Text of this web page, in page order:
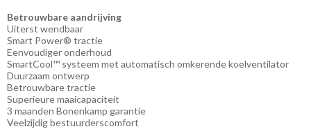
Betrouwbare aandrijving
Uiterst wendbaar
Smart Power® tractie
Eenvoudiger onderhoud
SmartCool™ systeem met automatisch omkerende koelventilator
Duurzaam ontwerp
Betrouwbare tractie
Superieure maaicapaciteit
3 maanden Bonenkamp garantie
Veelzijdig bestuurderscomfort